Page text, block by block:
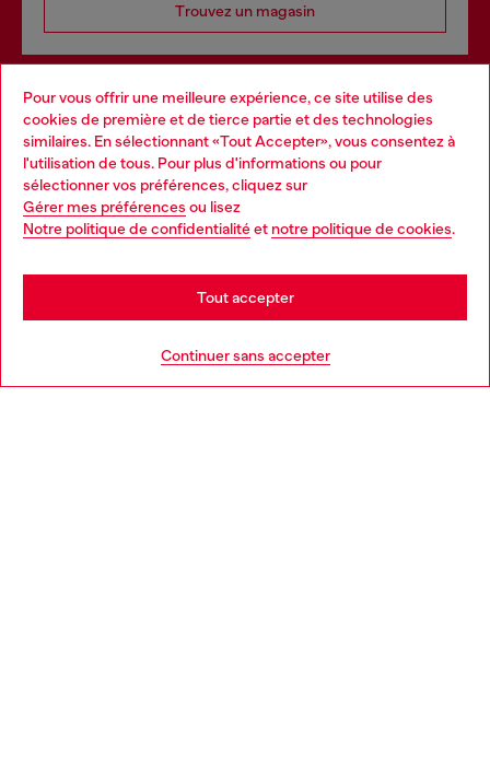
Pour vous offrir une meilleure expérience, ce site utilise des
cookies de première et de tierce partie et des technologies
similaires. En sélectionnant «Tout Accepter», vous consentez à
l'utilisation de tous. Pour plus d'informations ou pour
sélectionner vos préférences, cliquez sur
Gérer mes préférences ou lisez
Notre politique de confidentialitéet notre politique de cookies.
Continuer sans accepter
Tout accepter
Trouvez un magasin
Services omnicanaux
Découvrez tous nos services, en ligne et en magasin.
En savoir plus
Choose your location
You are currently browsing France website, but it seems you
may be based in United States